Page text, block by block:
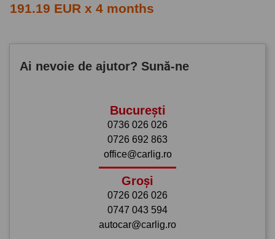
191.19 EUR x 4 months
Ai nevoie de ajutor? Sună-ne
București
0736 026 026
0726 692 863
office@carlig.ro
Groși
0726 026 026
0747 043 594
autocar@carlig.ro